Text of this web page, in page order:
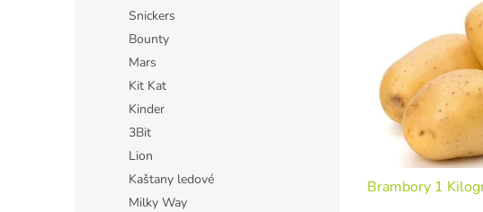
Snickers
Bounty
Mars
Kit Kat
Kinder
3Bit
Lion
Kaštany ledové
Milky Way
Brambory 1